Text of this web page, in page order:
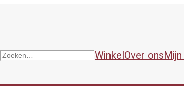
Zoeken WinkelOver ons